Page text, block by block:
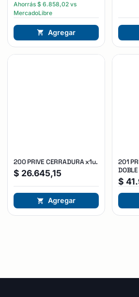
Ahorrás $ 6.858,02 vs
MercadoLibre
Agregar
200 PRIVE CERRADURA x1u.
$ 26.645,15
Agregar
201
$